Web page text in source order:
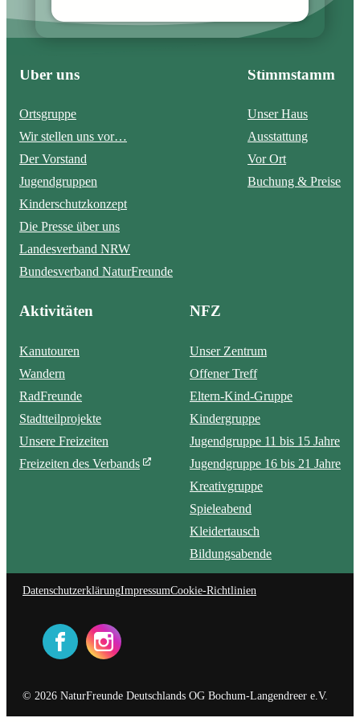
Über uns
Ortsgruppe
Wir stellen uns vor…
Der Vorstand
Jugendgruppen
Kinderschutzkonzept
Die Presse über uns
Landesverband NRW
Bundesverband NaturFreunde
Stimmstamm
Unser Haus
Ausstattung
Vor Ort
Buchung & Preise
Aktivitäten
Kanutouren
Wandern
RadFreunde
Stadtteilprojekte
Unsere Freizeiten
Freizeiten des Verbands
NFZ
Unser Zentrum
Offener Treff
Eltern-Kind-Gruppe
Kindergruppe
Jugendgruppe 11 bis 15 Jahre
Jugendgruppe 16 bis 21 Jahre
Kreativgruppe
Spieleabend
Kleidertausch
Bildungsabende
DatenschutzerklärungImpressumCookie-Richtlinien
© 2026 NaturFreunde Deutschlands OG Bochum-Langendreer e.V.